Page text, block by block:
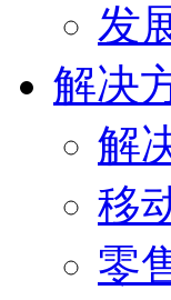
发
解决
解
移
零